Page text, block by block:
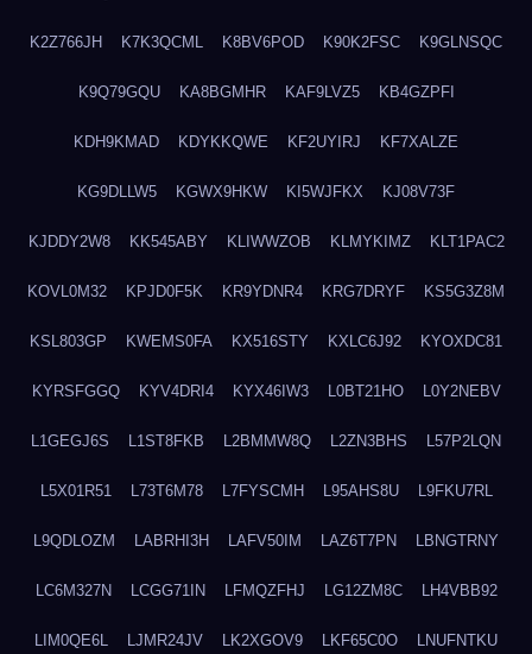
K2Z766JH K7K3QCML K8BV6POD K90K2FSC K9GLNSQC
K9Q79GQU KA8BGMHR KAF9LVZ5 KB4GZPFI
KDH9KMAD KDYKKQWE KF2UYIRJ KF7XALZE
KG9DLLW5 KGWX9HKW KI5WJFKX KJ08V73F
KJDDY2W8 KK545ABY KLIWWZOB KLMYKIMZ KLT1PAC2
KOVL0M32 KPJD0F5K KR9YDNR4 KRG7DRYF KS5G3Z8M
KSL803GP KWEMS0FA KX516STY KXLC6J92 KYOXDC81
KYRSFGGQ KYV4DRI4 KYX46IW3 L0BT21HO L0Y2NEBV
L1GEGJ6S L1ST8FKB L2BMMW8Q L2ZN3BHS L57P2LQN
L5X01R51 L73T6M78 L7FYSCMH L95AHS8U L9FKU7RL
L9QDLOZM LABRHI3H LAFV50IM LAZ6T7PN LBNGTRNY
LC6M327N LCGG71IN LFMQZFHJ LG12ZM8C LH4VBB92
LIM0QE6L LJMR24JV LK2XGOV9 LKF65C0O LNUFNTKU